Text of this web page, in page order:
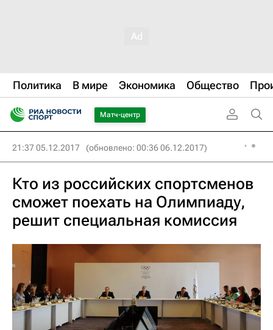
Политика В мире Экономика Общество
Матч-центр
21:37 05.12.2017 (обновлено: 00:36 06.12.2017)
Кто из российских спортсменов
сможет поехать на Олимпиаду,
решит специальная комиссия